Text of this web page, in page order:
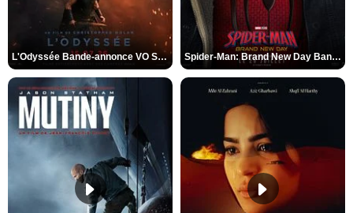
L'Odyssée Bande-annonce VO STFR Spider-Man: Brand New Day Bande-annonce VO STFR